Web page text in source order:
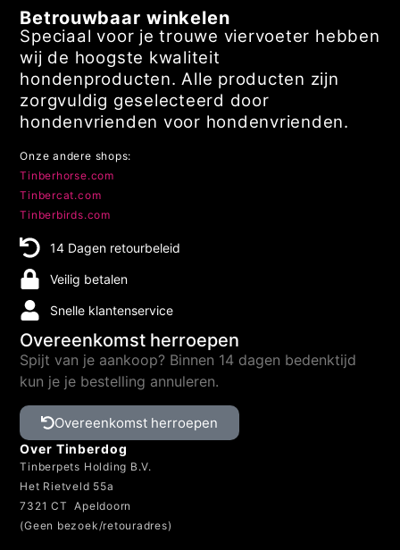
Betrouwbaar winkelen
Speciaal voor je trouwe viervoeter hebben
wij de hoogste kwaliteit
hondenproducten. Alle producten zijn
zorgvuldig geselecteerd door
hondenvrienden voor hondenvrienden.
Onze andere shops:
Tinberhorse.com
Tinbercat.com
Tinberbirds.com
14 Dagen retourbeleid
Veilig betalen
Snelle klantenservice
Overeenkomst herroepen
Spijt van je aankoop? Binnen 14 dagen bedenktijd
kun je je bestelling annuleren.
Overeenkomst herroepen
Over Tinberdog
Tinberpets Holding B.V.
Het Rietveld 55a
7321 CT Apeldoorn
(Geen bezoek/retouradres)